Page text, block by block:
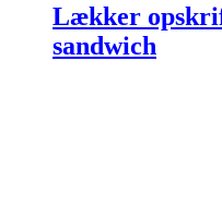
Lækker
sandwich